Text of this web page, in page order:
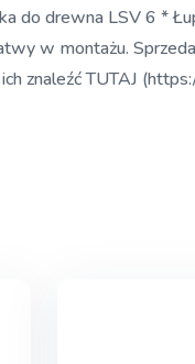
do drewna LSV 6 *
w montażu.
znaleźć TUTAJ